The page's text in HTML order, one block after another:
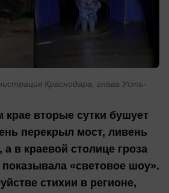
Краснодара, глава Усть-
крае вторые сутки бушует
перекрыл мост, ливень
а в краевой столице гроза
показывала «световое шоу».
стихии в регионе,